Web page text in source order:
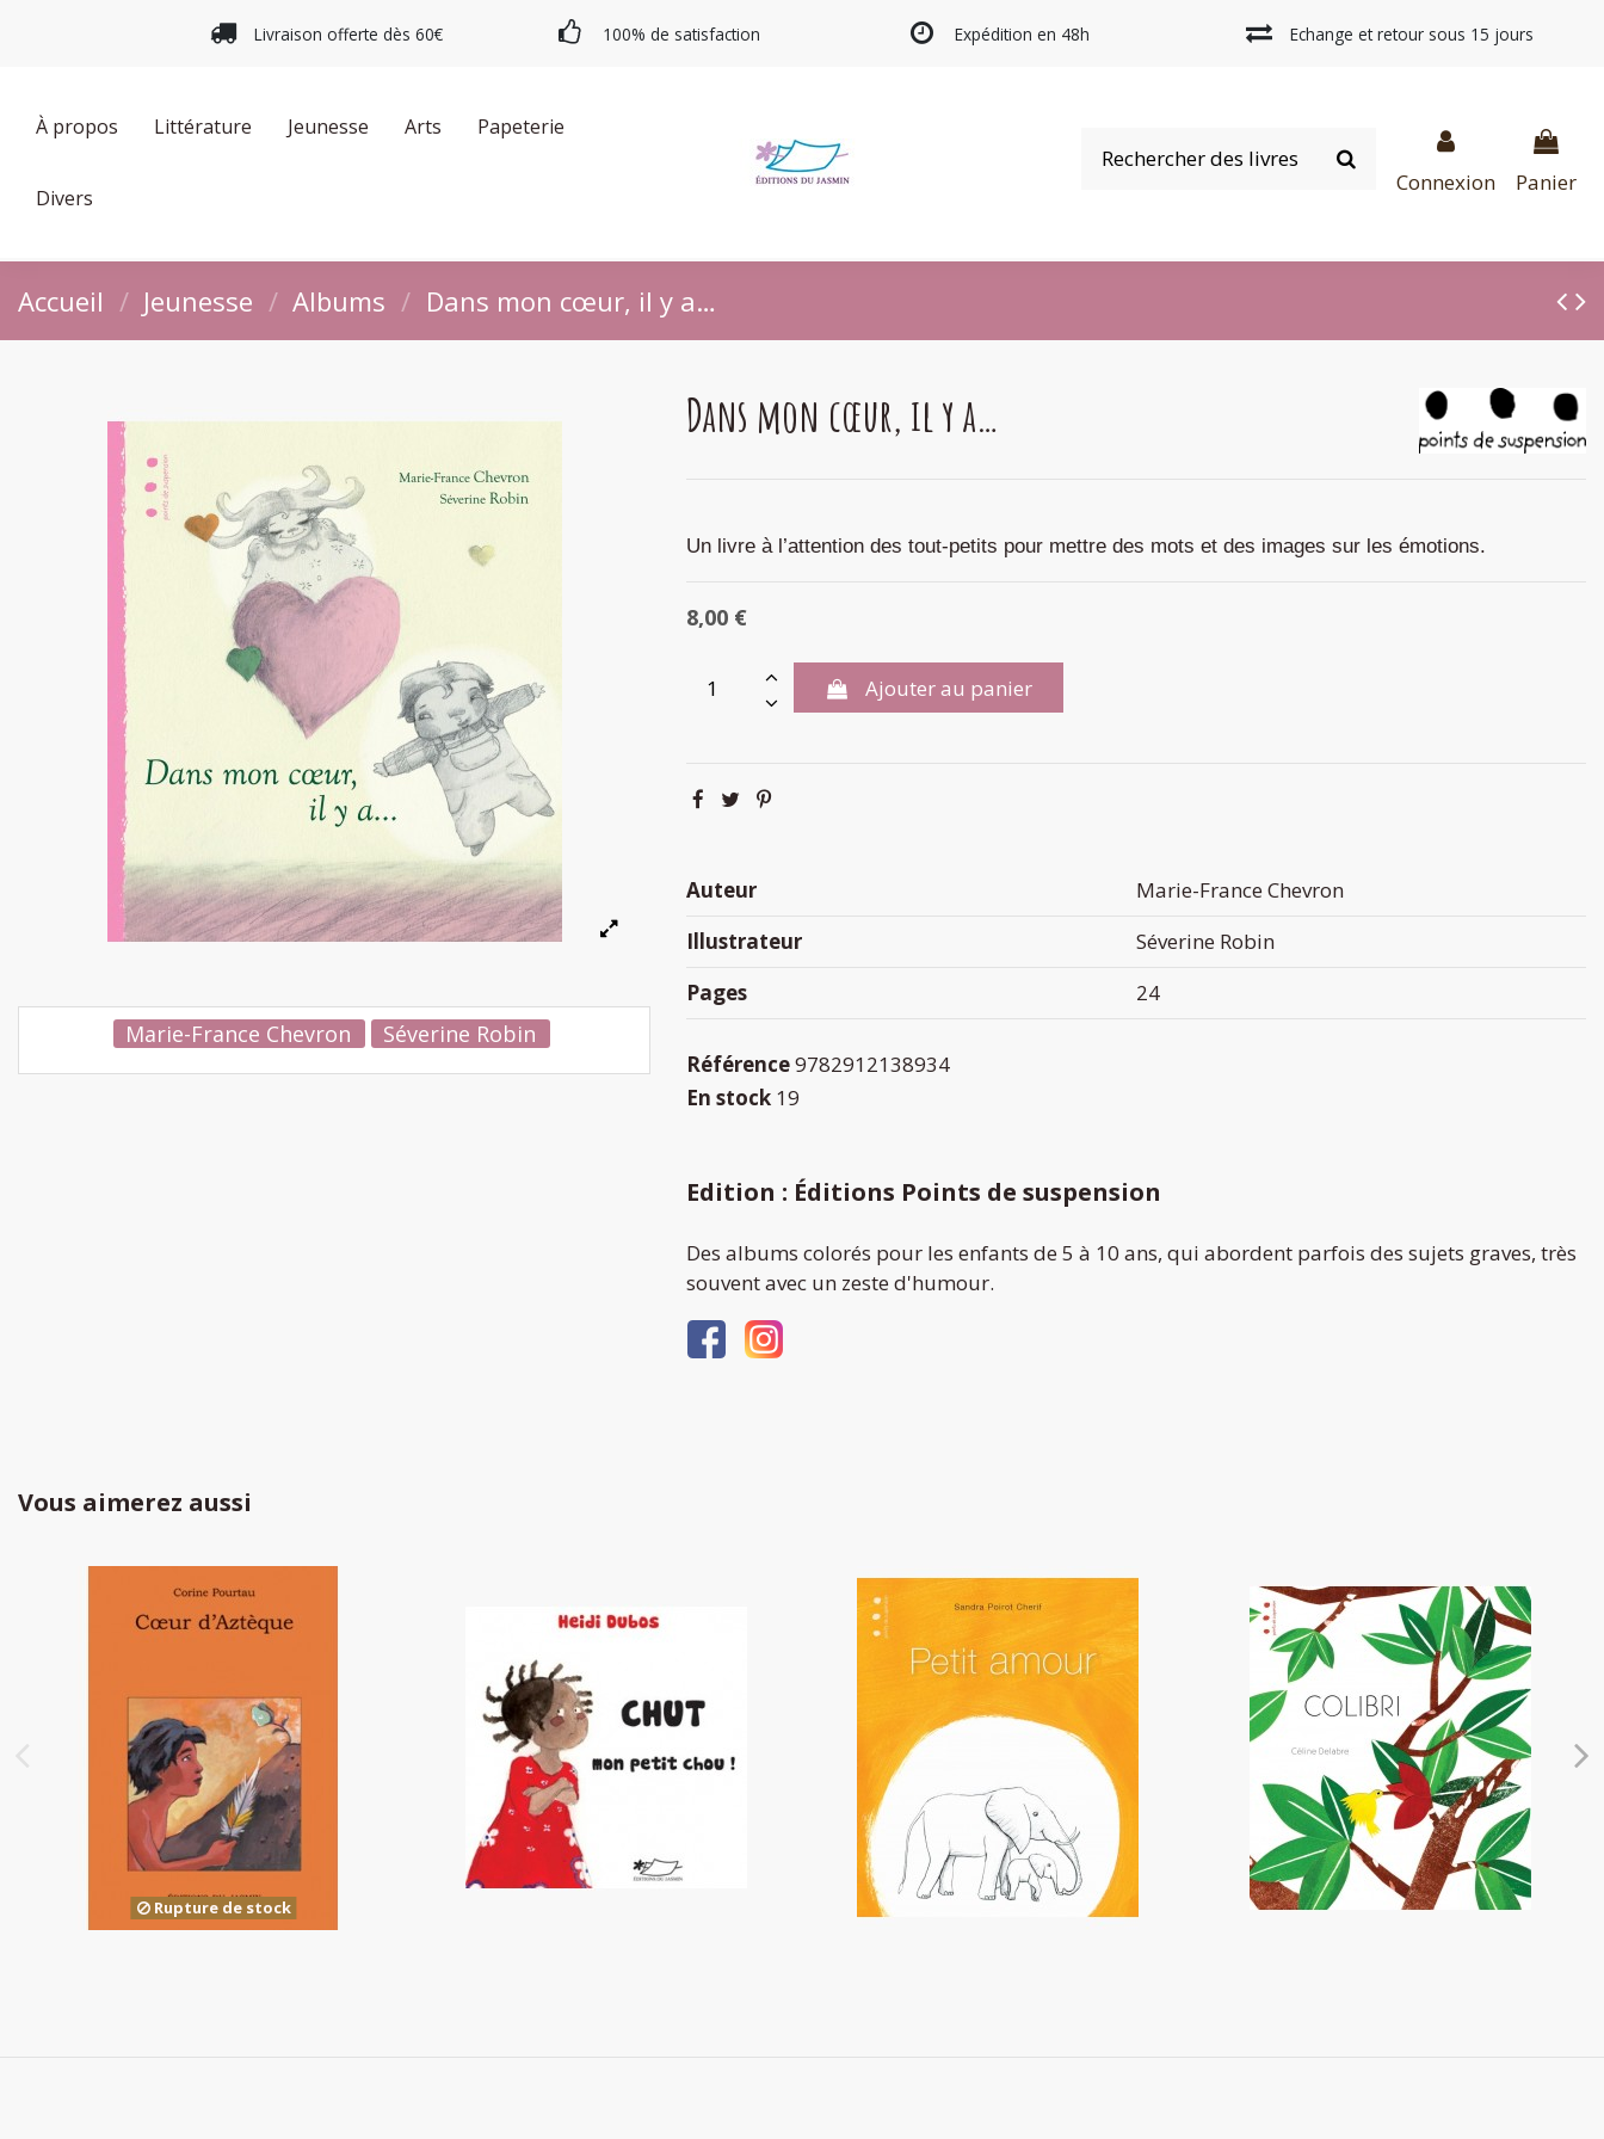
Livraison offerte dès 60€ 100% de satisfaction Expédition en 48h Echange et retour sous 15 jours
À propos Littérature Jeunesse Arts Papeterie
Divers
Connexion Panier
Accueil Jeunesse Albums Dans mon cœur, il y a…
Marie-France Chevron Séverine Robin
Dans mon cœur, il y a…
Un livre à l’attention des tout-petits pour mettre des mots et des images sur les émotions.
8,00 €
Ajouter au panier
Auteur
Marie-France Chevron
Illustrateur
Séverine Robin
Pages
24
Référence9782912138934
En stock 19
Edition : Éditions Points de suspension
Des albums colorés pour les enfants de 5 à 10 ans, qui abordent parfois des sujets graves, très
souvent avec un zeste d'humour.
Vous aimerez aussi
Rupture de stock
Cœur d'Aztèque
8,00 €
Chut, mon petit chou !
13,50 €
Petit amour Colibri
13,00 €